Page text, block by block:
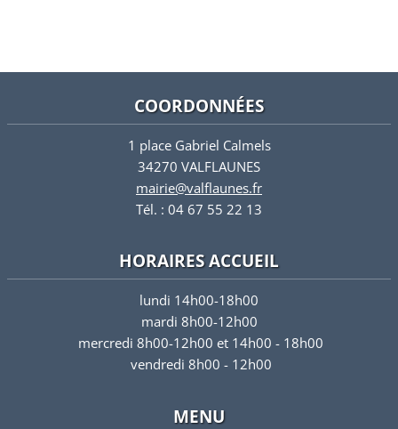
COORDONNÉES
1 place Gabriel Calmels
34270 VALFLAUNES
mairie@valflaunes.fr
Tél. : 04 67 55 22 13
HORAIRES ACCUEIL
lundi 14h00-18h00
mardi 8h00-12h00
mercredi 8h00-12h00 et 14h00 - 18h00
vendredi 8h00 - 12h00
MENU